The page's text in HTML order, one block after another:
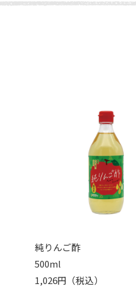
純りんご酢
500ml
1,026円（税込）